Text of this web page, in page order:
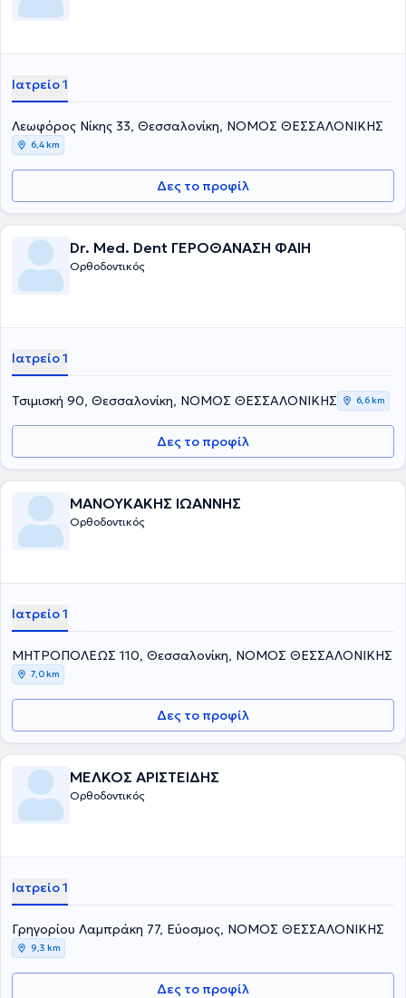
επιστημονικά περιοδικά καθώς και κεφάλαια βιβλίων. Στο ιατρείο
Ιατρείο 1
Λεωφόρος Νίκης 33, Θεσσαλονίκη, ΝΟΜΟΣ ΘΕΣΣΑΛΟΝΙΚΗΣ
6,4 km
Δες το προφίλ
Dr. Med. Dent ΓΕΡΟΘΑΝΑΣΗ ΦΑΙΗ
Ορθοδοντικός
Ιατρείο 1
Τσιμισκή 90, Θεσσαλονίκη, ΝΟΜΟΣ ΘΕΣΣΑΛΟΝΙΚΗΣ 6,6 km
Δες το προφίλ
ΜΑΝΟΥΚΑΚΗΣ ΙΩΑΝΝΗΣ
Ορθοδοντικός
Ιατρείο 1
ΜΗΤΡΟΠΟΛΕΩΣ 110, Θεσσαλονίκη, ΝΟΜΟΣ ΘΕΣΣΑΛΟΝΙΚΗΣ
7,0 km
Δες το προφίλ
ΜΕΛΚΟΣ ΑΡΙΣΤΕΙΔΗΣ
Ορθοδοντικός
Ιατρείο 1
Γρηγορίου Λαμπράκη 77, Εύοσμος, ΝΟΜΟΣ ΘΕΣΣΑΛΟΝΙΚΗΣ
9,3 km
Δες το προφίλ